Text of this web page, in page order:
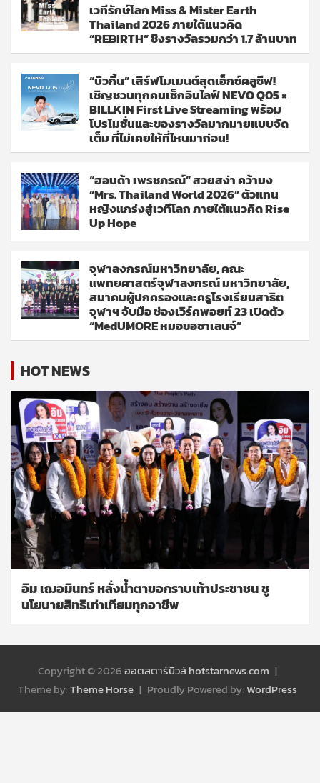
เวทีรักษ์โลก Miss & Mister Earth
Thailand 2026 ภายใต้แนวคิด
“REBIRTH” ชิงรางวัลรวมกว่า 1.7 ล้านบาท
“บิวกิ้น” เสิร์ฟโมเมนต์สุดเอ็กซ์คลูซีฟ!
เชิญชวนทุกคนเช็กอินไลฟ์ NEVO Q05 ×
BILLKIN First Live Streaming พร้อม
โปรโมชั่นและของรางวัลมากมายแบบจัด
เต็ม ที่ไม่เคยให้ที่ไหนมาก่อน!
“ฮอนด้า เพรชภรณ์” สวยสง่า คว้ามง
“Mrs. Thailand World 2026” ตัวแทน
หญิงแกร่งสู่เวทีโลก ภายใต้แนวคิด Rise
Up Hope
จุฬาลงกรณ์มหาวิทยาลัย, คณะ
แพทยศาสตร์จุฬาลงกรณ์ มหาวิทยาลัย,
สมาคมผู้ปกครองและครูโรงเรียนสาธิต
จุฬาฯ จับมือ ช่องเวิร์คพอยท์ 23 เปิดตัว
“MedUMORE หมอขอชาเลนจ์”
HOT NEWS
อิม เฌอมินทร์ หลั่งน้ำตาขอกราบเท้าประชาชน ชู
นโยบายสิทธิเท่าเทียมทุกอาชีพ
Copyright © 2026ฮอตสตาร์นิวส์ hotstarnews.com
Theme by:Theme Horse Proudly Powered by:WordPress